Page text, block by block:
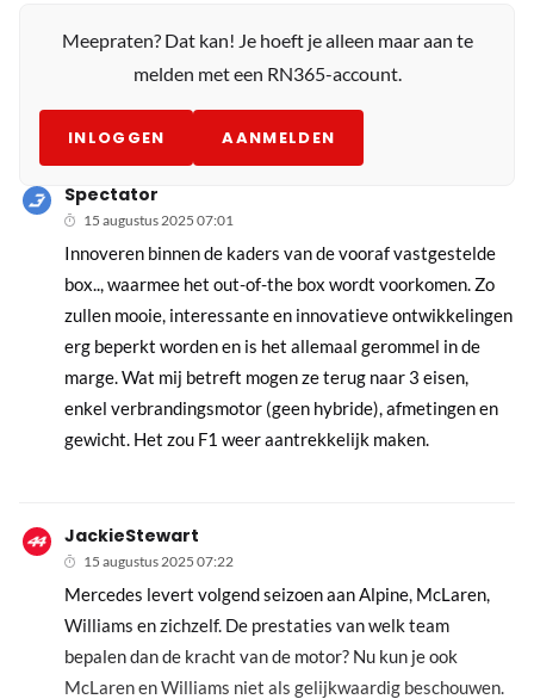
Meepraten? Dat kan! Je hoeft je alleen maar aan te
melden met een RN365-account.
INLOGGEN AANMELDEN
Spectator
15 augustus 2025 07:01
Innoveren binnen de kaders van de vooraf vastgestelde
box.., waarmee het out-of-the box wordt voorkomen. Zo
zullen mooie, interessante en innovatieve ontwikkelingen
erg beperkt worden en is het allemaal gerommel in de
marge. Wat mij betreft mogen ze terug naar 3 eisen,
enkel verbrandingsmotor (geen hybride), afmetingen en
gewicht. Het zou F1 weer aantrekkelijk maken.
JackieStewart
15 augustus 2025 07:22
Mercedes levert volgend seizoen aan Alpine, McLaren,
Williams en zichzelf. De prestaties van welk team
bepalen dan de kracht van de motor? Nu kun je ook
McLaren en Williams niet als gelijkwaardig beschouwen.